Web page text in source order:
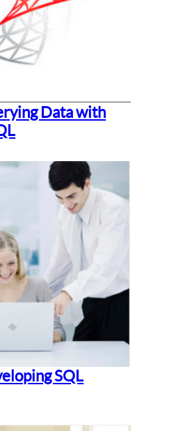
Data with
SQL